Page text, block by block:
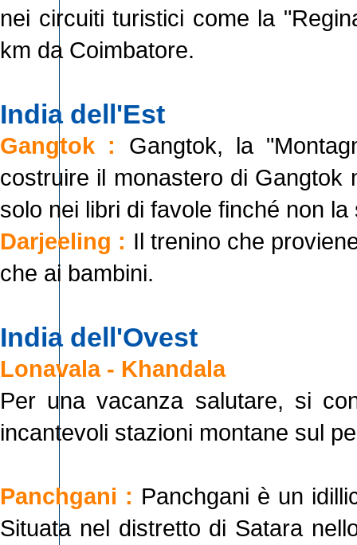
nei circuiti turistici come la
km da Coimbatore.
India dell'Est
Gangtok : Gangtok, la
costruire il monastero di
solo nei libri di favole finché non
Darjeeling : Il trenino che
che ai bambini.
India dell'Ovest
Lonavala - Khandala
Per una vacanza salutare, si
incantevoli stazioni montane sul
Panchgani : Panchgani è un
Situata nel distretto di Satara